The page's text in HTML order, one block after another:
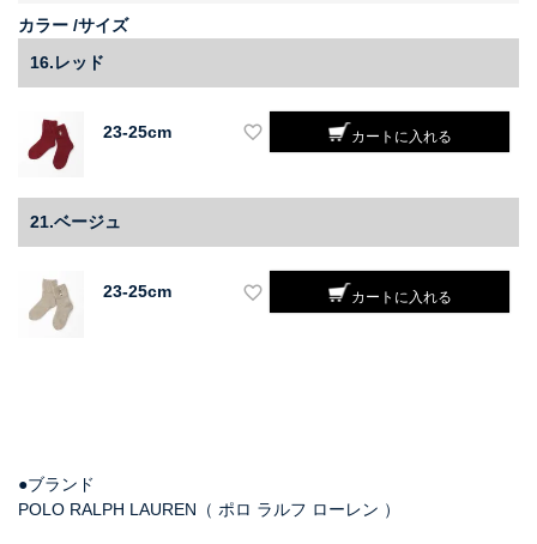
カラー サイズ
16.レッド
23-25cm カートに入れる
21.ベージュ
23-25cm カートに入れる
●ブランド
POLO RALPH LAUREN（ ポロ ラルフ ローレン ）